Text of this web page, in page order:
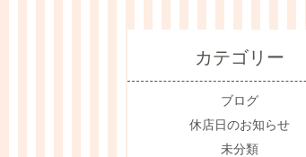
カテゴリー
ブログ
休店日のお知らせ
未分類